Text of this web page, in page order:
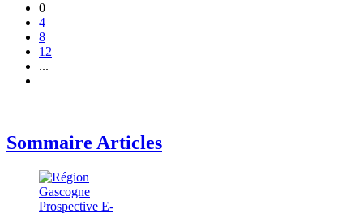
0
4
8
12
...
Sommaire Articles